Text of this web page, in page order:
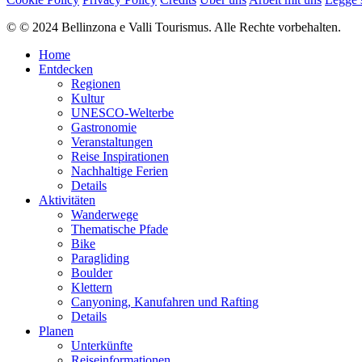
Beste Jahreszeit
Mär
Dez
Wegearten
Asphalt 0,27%Schotterweg 1,32%
Schotterweg
177 m
© © 2024 Bellinzona e Valli Tourismus. Alle Rechte vorbehalten.
Home
Entdecken
Regionen
Kultur
UNESCO-Welterbe
Gastronomie
Veranstaltungen
Reise Inspirationen
Nachhaltige Ferien
Details
Aktivitäten
Wanderwege
Thematische Pfade
Bike
Paragliding
Boulder
Klettern
Canyoning, Kanufahren und Rafting
Details
Planen
Unterkünfte